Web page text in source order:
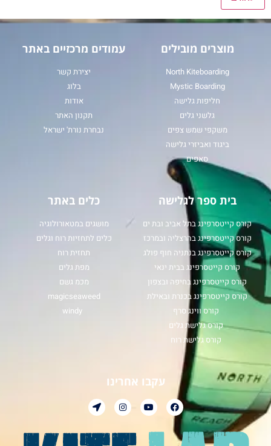
מוצרים מובילים
North Kiteboarding
Mystic Boarding
חליפות גלישה
גלשני גלים
משקפי שמש צפים
ביגוד ואביזרי גלישה
סאפים
עמודים מרכזיים באתר
יצירת קשר
בלוג
אודות
תקנון האתר
נבחרת נורת' ישראל
בית ספר לגלישה
קורס קייטסרפינג בתל אביב ובת ים
קורס קייטסרפינג בהרצליה ובמרכז
קורס קייטסרפינג בנתניה חוף פולג
קורס קייטסרפינג בבית ינאי
קורס קייטסרפינג בחיפה ובצפון
קורס קייטסרפינג בכנרת ובאילת
קורס ווינג סרף
קורס גלישת גלים
קורס גלישת רוח
כלים באתר
מושגים במטאורולוגיה
כלים לתחזיות רוח וגלים
תחזית רוח
מפת גלים
מכמ גשם
magicseaweed
windy
עקבו אחרינו